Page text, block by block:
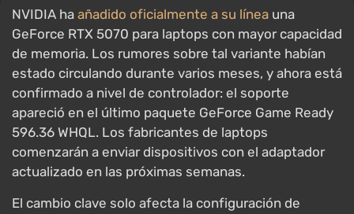
NVIDIA ha añadido oficialmente a su línea una
GeForce RTX 5070 para laptops con mayor capacidad
de memoria. Los rumores sobre tal variante habían
estado circulando durante varios meses, y ahora está
confirmado a nivel de controlador: el soporte
apareció en el último paquete GeForce Game Ready
596.36 WHQL. Los fabricantes de laptops
comenzarán a enviar dispositivos con el adaptador
actualizado en las próximas semanas.
El cambio clave solo afecta la configuración de